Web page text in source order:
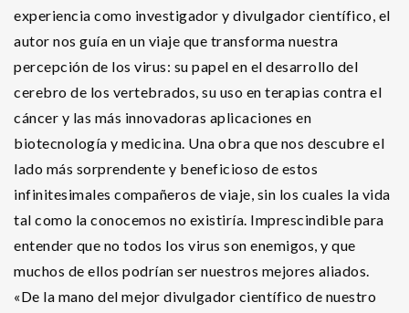
experiencia como investigador y divulgador científico, el
autor nos guía en un viaje que transforma nuestra
percepción de los virus: su papel en el desarrollo del
cerebro de los vertebrados, su uso en terapias contra el
cáncer y las más innovadoras aplicaciones en
biotecnología y medicina. Una obra que nos descubre el
lado más sorprendente y beneficioso de estos
infinitesimales compañeros de viaje, sin los cuales la vida
tal como la conocemos no existiría. Imprescindible para
entender que no todos los virus son enemigos, y que
muchos de ellos podrían ser nuestros mejores aliados.
«De la mano del mejor divulgador científico de nuestro